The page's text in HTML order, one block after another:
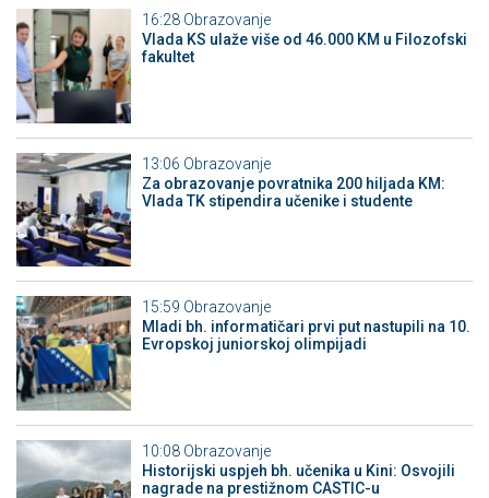
16:28 Obrazovanje
Vlada KS ulaže više od 46.000 KM u Filozofski
fakultet
13:06 Obrazovanje
Za obrazovanje povratnika 200 hiljada KM:
Vlada TK stipendira učenike i studente
15:59 Obrazovanje
Mladi bh. informatičari prvi put nastupili na 10.
Evropskoj juniorskoj olimpijadi
10:08 Obrazovanje
Historijski uspjeh bh. učenika u Kini: Osvojili
nagrade na prestižnom CASTIC-u